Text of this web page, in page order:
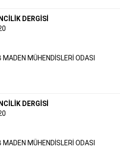
DERGİSİ
MÜHENDİSLERİ ODASI
DERGİSİ
MÜHENDİSLERİ ODASI